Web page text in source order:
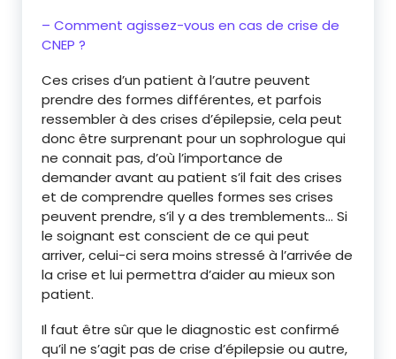
– Comment agissez-vous en cas de crise de
CNEP ?
Ces crises d’un patient à l’autre peuvent
prendre des formes différentes, et parfois
ressembler à des crises d’épilepsie, cela peut
donc être surprenant pour un sophrologue qui
ne connait pas, d’où l’importance de
demander avant au patient s’il fait des crises
et de comprendre quelles formes ses crises
peuvent prendre, s’il y a des tremblements… Si
le soignant est conscient de ce qui peut
arriver, celui-ci sera moins stressé à l’arrivée de
la crise et lui permettra d’aider au mieux son
patient.
Il faut être sûr que le diagnostic est confirmé
qu’il ne s’agit pas de crise d’épilepsie ou autre,